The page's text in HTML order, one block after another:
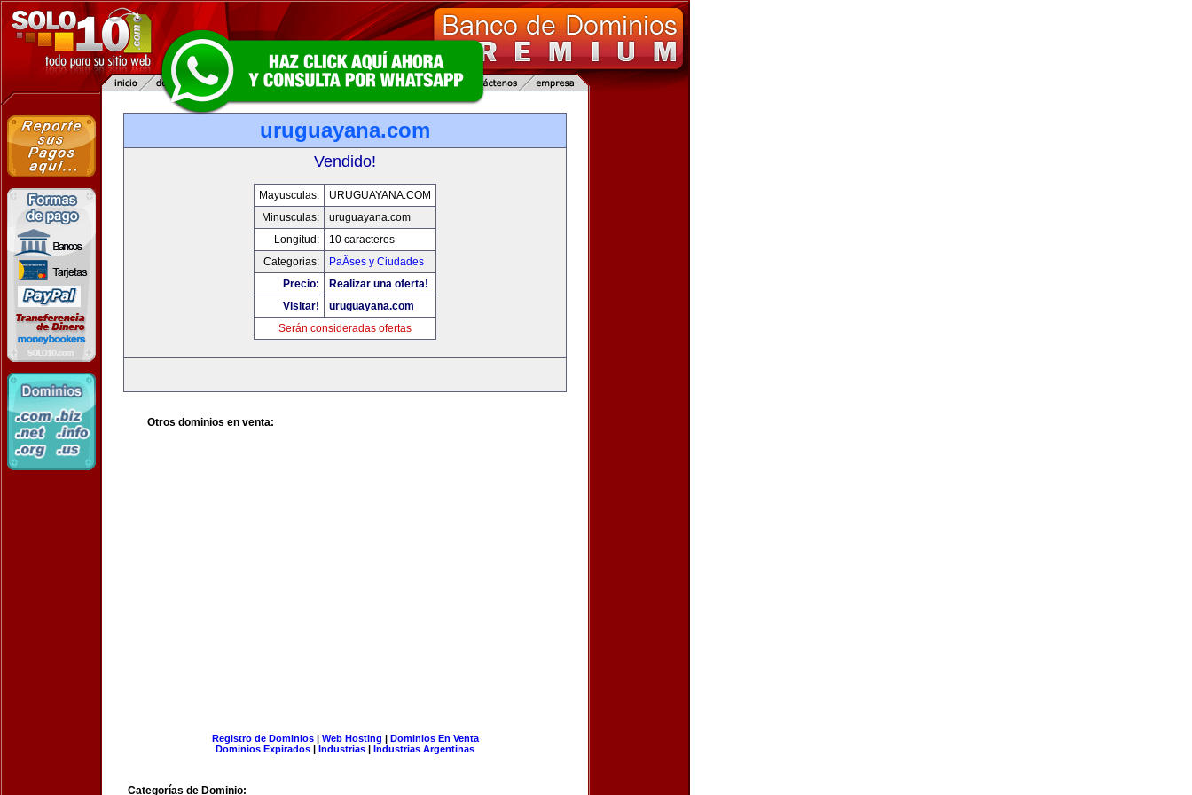
uruguayana.com
Vendido!
Mayusculas:
URUGUAYANA.COM
Minusculas:
uruguayana.com
Longitud:
10 caracteres
Categorias:
PaÃ­ses y Ciudades
Precio:
Realizar una oferta!
Visitar!
uruguayana.com
Serán consideradas ofertas
Otros dominios en venta:
Registro de Dominios| Web Hosting | Dominios En Venta
Dominios Expirados | Industrias | Industrias Argentinas
Categorías de Dominio: